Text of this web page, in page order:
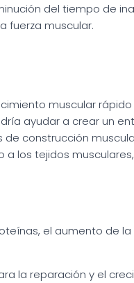
del tiempo de
fuerza muscular.
muscular
ayudar a crear un
construcción
a los tejidos
el aumento de
la reparación y el